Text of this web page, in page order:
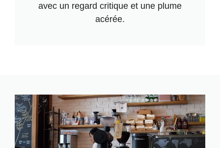
avec un regard critique et une plume
acérée.